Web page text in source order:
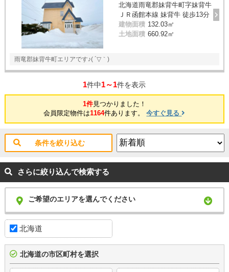
北海道雨竜郡妹背牛町字妹背牛
ＪＲ函館本線 妹背牛 徒歩13分
建物面積 132.03㎡
土地面積 660.92㎡
雨竜郡妹背牛町エリアです♪( ´▽｀)
1件中1～1件を表示
1件見つかりました！
会員限定物件は1164件あります。今すぐ見る
条件を絞り込む
さらに絞り込んで検索する
ご希望のエリアを選んでください
北海道
北海道の市区町村を選択